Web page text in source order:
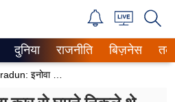
दुनिया राजनीति बिज़नेस